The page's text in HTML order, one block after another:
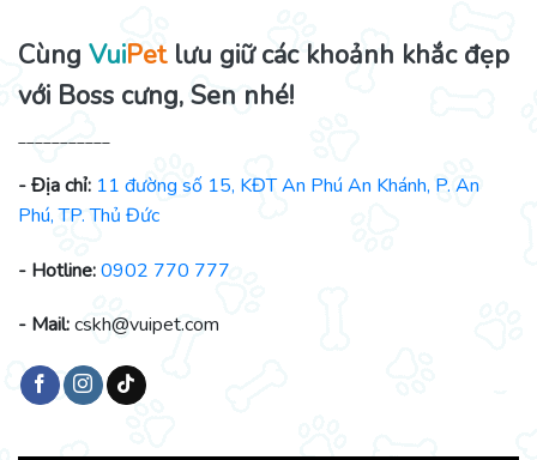
Cùng VuiPetlưu giữ các khoảnh khắc đẹp
với Boss cưng, Sen nhé!
___________
- Địa chỉ: 11 đường số 15, KĐT An Phú An Khánh, P. An
Phú, TP. Thủ Đức
- Hotline:0902 770 777
- Mail:cskh@vuipet.com